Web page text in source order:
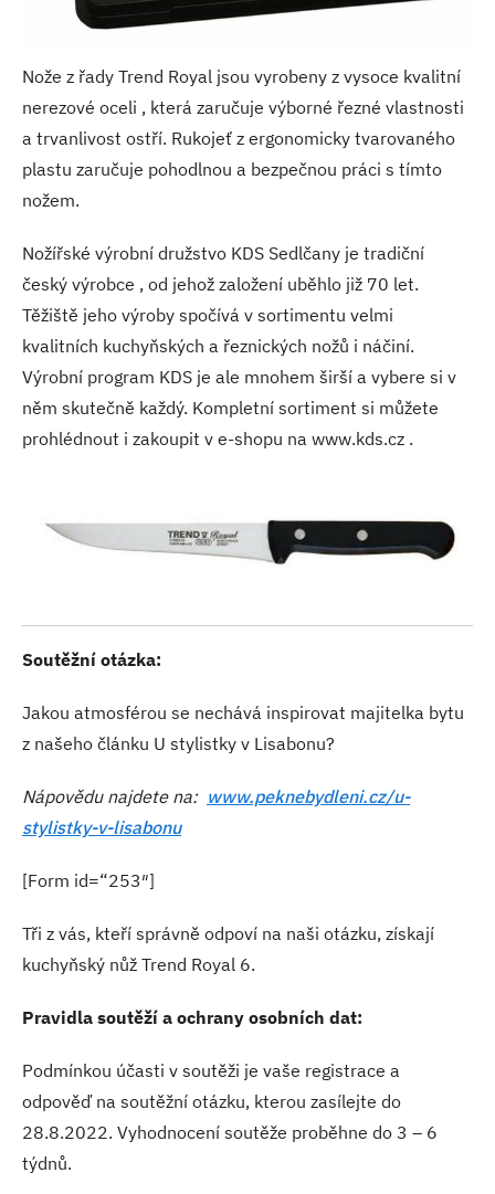
Nože z řady Trend Royal jsou vyrobeny z vysoce kvalitní
nerezové oceli , která zaručuje výborné řezné vlastnosti
a trvanlivost ostří. Rukojeť z ergonomicky tvarovaného
plastu zaručuje pohodlnou a bezpečnou práci s tímto
nožem.
Nožířské výrobní družstvo KDS Sedlčany je tradiční
český výrobce , od jehož založení uběhlo již 70 let.
Těžiště jeho výroby spočívá v sortimentu velmi
kvalitních kuchyňských a řeznických nožů i náčiní.
Výrobní program KDS je ale mnohem širší a vybere si v
něm skutečně každý. Kompletní sortiment si můžete
prohlédnout i zakoupit v e-shopu na www.kds.cz .
Soutěžní otázka:
Jakou atmosférou se nechává inspirovat majitelka bytu
z našeho článku U stylistky v Lisabonu?
Nápovědu najdete na: www.peknebydleni.cz/u-
stylistky-v-lisabonu
[Form id=“253″]
Tři z vás, kteří správně odpoví na naši otázku, získají
kuchyňský nůž Trend Royal 6.
Pravidla soutěží a ochrany osobních dat:
Podmínkou účasti v soutěži je vaše registrace a
odpověď na soutěžní otázku, kterou zasílejte do
28.8.2022. Vyhodnocení soutěže proběhne do 3 – 6
týdnů.